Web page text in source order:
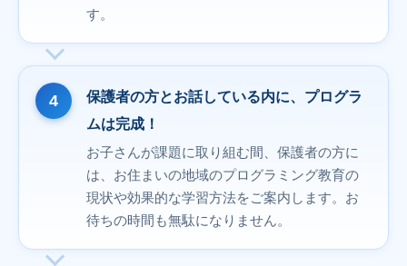
す。
保護者の方とお話している内に、プログラ
ムは完成！
お子さんが課題に取り組む間、保護者の方に
は、お住まいの地域のプログラミング教育の
現状や効果的な学習方法をご案内します。お
待ちの時間も無駄になりません。